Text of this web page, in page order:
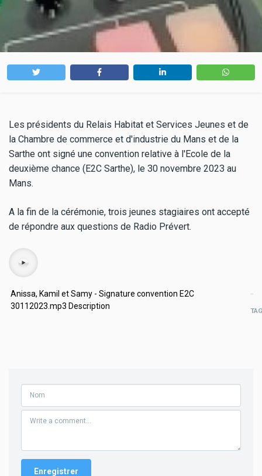
Les présidents du Relais Habitat et Services Jeunes et de
la Chambre de commerce et d'industrie du Mans et de la
Sarthe ont signé une convention relative à l'Ecole de la
deuxième chance (E2C Sarthe), le 30 novembre 2023 au
Mans.
A la fin de la cérémonie, trois jeunes stagiaires ont accepté
de répondre aux questions de Radio Prévert.
Audio
Anissa, Kamil et Samy - Signature convention E2C
30112023.mp3 Description